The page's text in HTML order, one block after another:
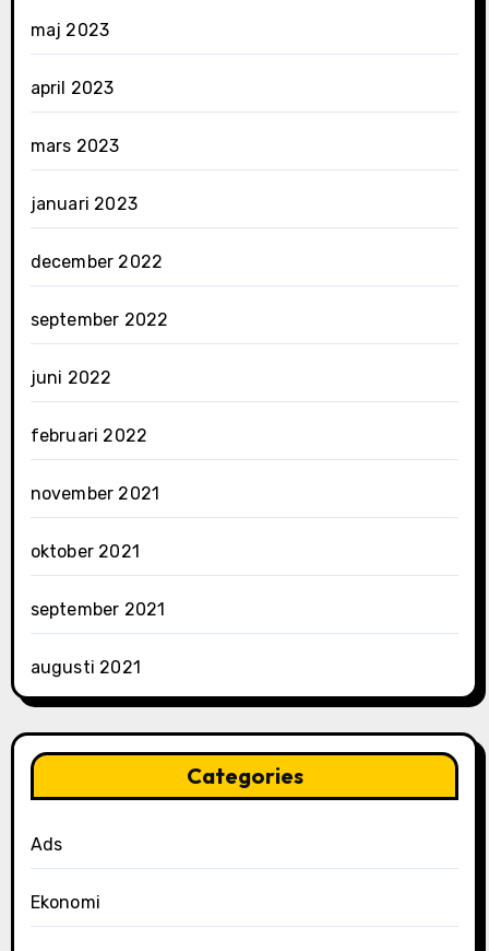
maj 2023
april 2023
mars 2023
januari 2023
december 2022
september 2022
juni 2022
februari 2022
november 2021
oktober 2021
september 2021
augusti 2021
Categories
Ads
Ekonomi